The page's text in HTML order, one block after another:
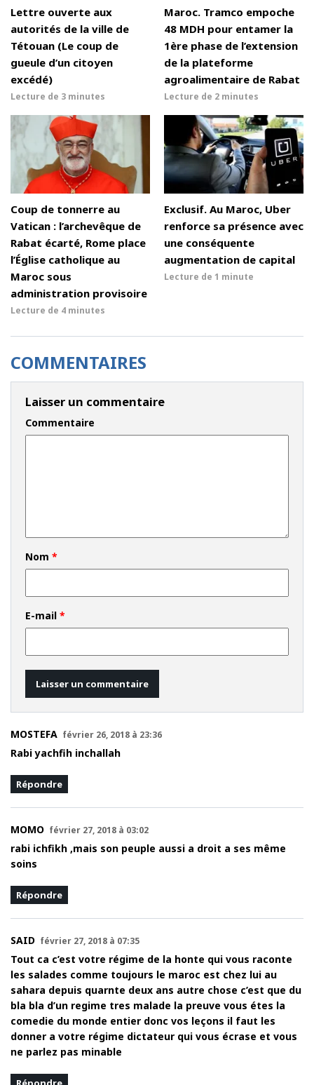
Lettre ouverte aux
autorités de la ville de
Tétouan (Le coup de
gueule d’un citoyen
excédé)
Lecture de 3 minutes
Maroc. Tramco empoche
48 MDH pour entamer la
1ère phase de l’extension
de la plateforme
agroalimentaire de Rabat
Lecture de 2 minutes
Coup de tonnerre au
Vatican : l’archevêque de
Rabat écarté, Rome place
l’Église catholique au
Maroc sous
administration provisoire
Lecture de 4 minutes
Exclusif. Au Maroc, Uber
renforce sa présence avec
une conséquente
augmentation de capital
Lecture de 1 minute
COMMENTAIRES
Laisser un commentaire
Commentaire
Nom *
E-mail *
MOSTEFA février 26, 2018 à 23:36
Rabi yachfih inchallah
Répondre
MOMO février 27, 2018 à 03:02
rabi ichfikh ,mais son peuple aussi a droit a ses même
soins
Répondre
SAID février 27, 2018 à 07:35
Tout ca c’est votre régime de la honte qui vous raconte
les salades comme toujours le maroc est chez lui au
sahara depuis quarnte deux ans autre chose c’est que du
bla bla d’un regime tres malade la preuve vous étes la
comedie du monde entier donc vos leçons il faut les
donner a votre régime dictateur qui vous écrase et vous
ne parlez pas minable